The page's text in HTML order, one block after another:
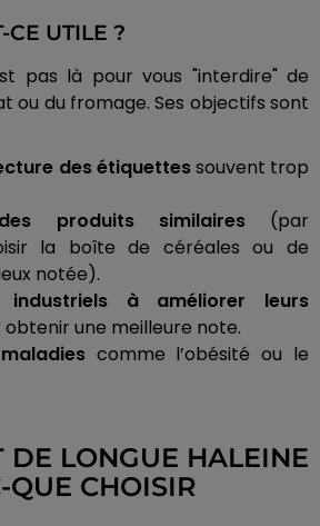
CE UTILE ?
pas là pour vous "interdire" de
ou du fromage. Ses objectifs sont
des étiquettessouvent trop
produits similaires (par
la boîte de céréales ou de
notée).
industriels à améliorer leurs
obtenir une meilleure note.
comme l’obésité ou le
DE LONGUE HALEINE
QUE CHOISIR